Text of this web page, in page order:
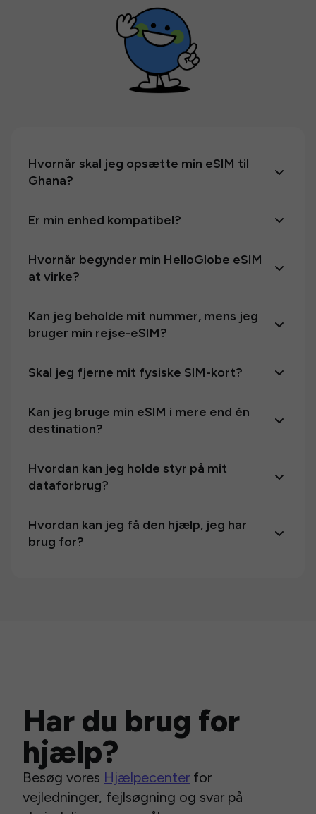
Hvornår skal jeg opsætte min eSIM til
Ghana?
Er min enhed kompatibel?
Hvornår begynder min HelloGlobe eSIM
at virke?
Kan jeg beholde mit nummer, mens jeg
bruger min rejse-eSIM?
Skal jeg fjerne mit fysiske SIM-kort?
Kan jeg bruge min eSIM i mere end én
destination?
Hvordan kan jeg holde styr på mit
dataforbrug?
Hvordan kan jeg få den hjælp, jeg har
brug for?
Har du brug for
hjælp?
Besøg vores Hjælpecenter for
vejledninger, fejlsøgning og svar på